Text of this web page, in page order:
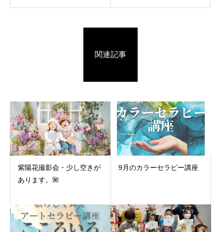
関連記事
紫陽花撮影会・少し空きが
あります。🌺
9月のカラーセラピー講座